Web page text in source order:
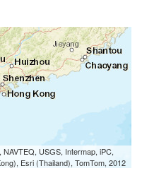
USGS, Intermap, iPC,
Esri (Thailand), TomTom, 2012